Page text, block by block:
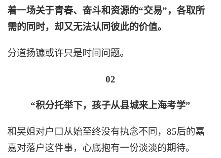
着一场关于青春、奋斗和资源的“交易”，各取所
需的同时，却又无法认同彼此的价值。
分道扬镳或许只是时间问题。
02
“积分托举下，孩子从县城来上海考学”
和吴姐对户口从始至终没有执念不同，85后的嘉
嘉对落户这件事，心底抱有一份淡淡的期待。